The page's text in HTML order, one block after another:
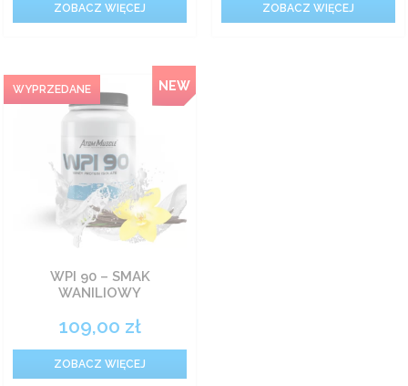
ZOBACZ WIĘCEJ ZOBACZ WIĘCEJ
NEW
WPI 90 – SMAK
WANILIOWY
109,00 zł
ZOBACZ WIĘCEJ